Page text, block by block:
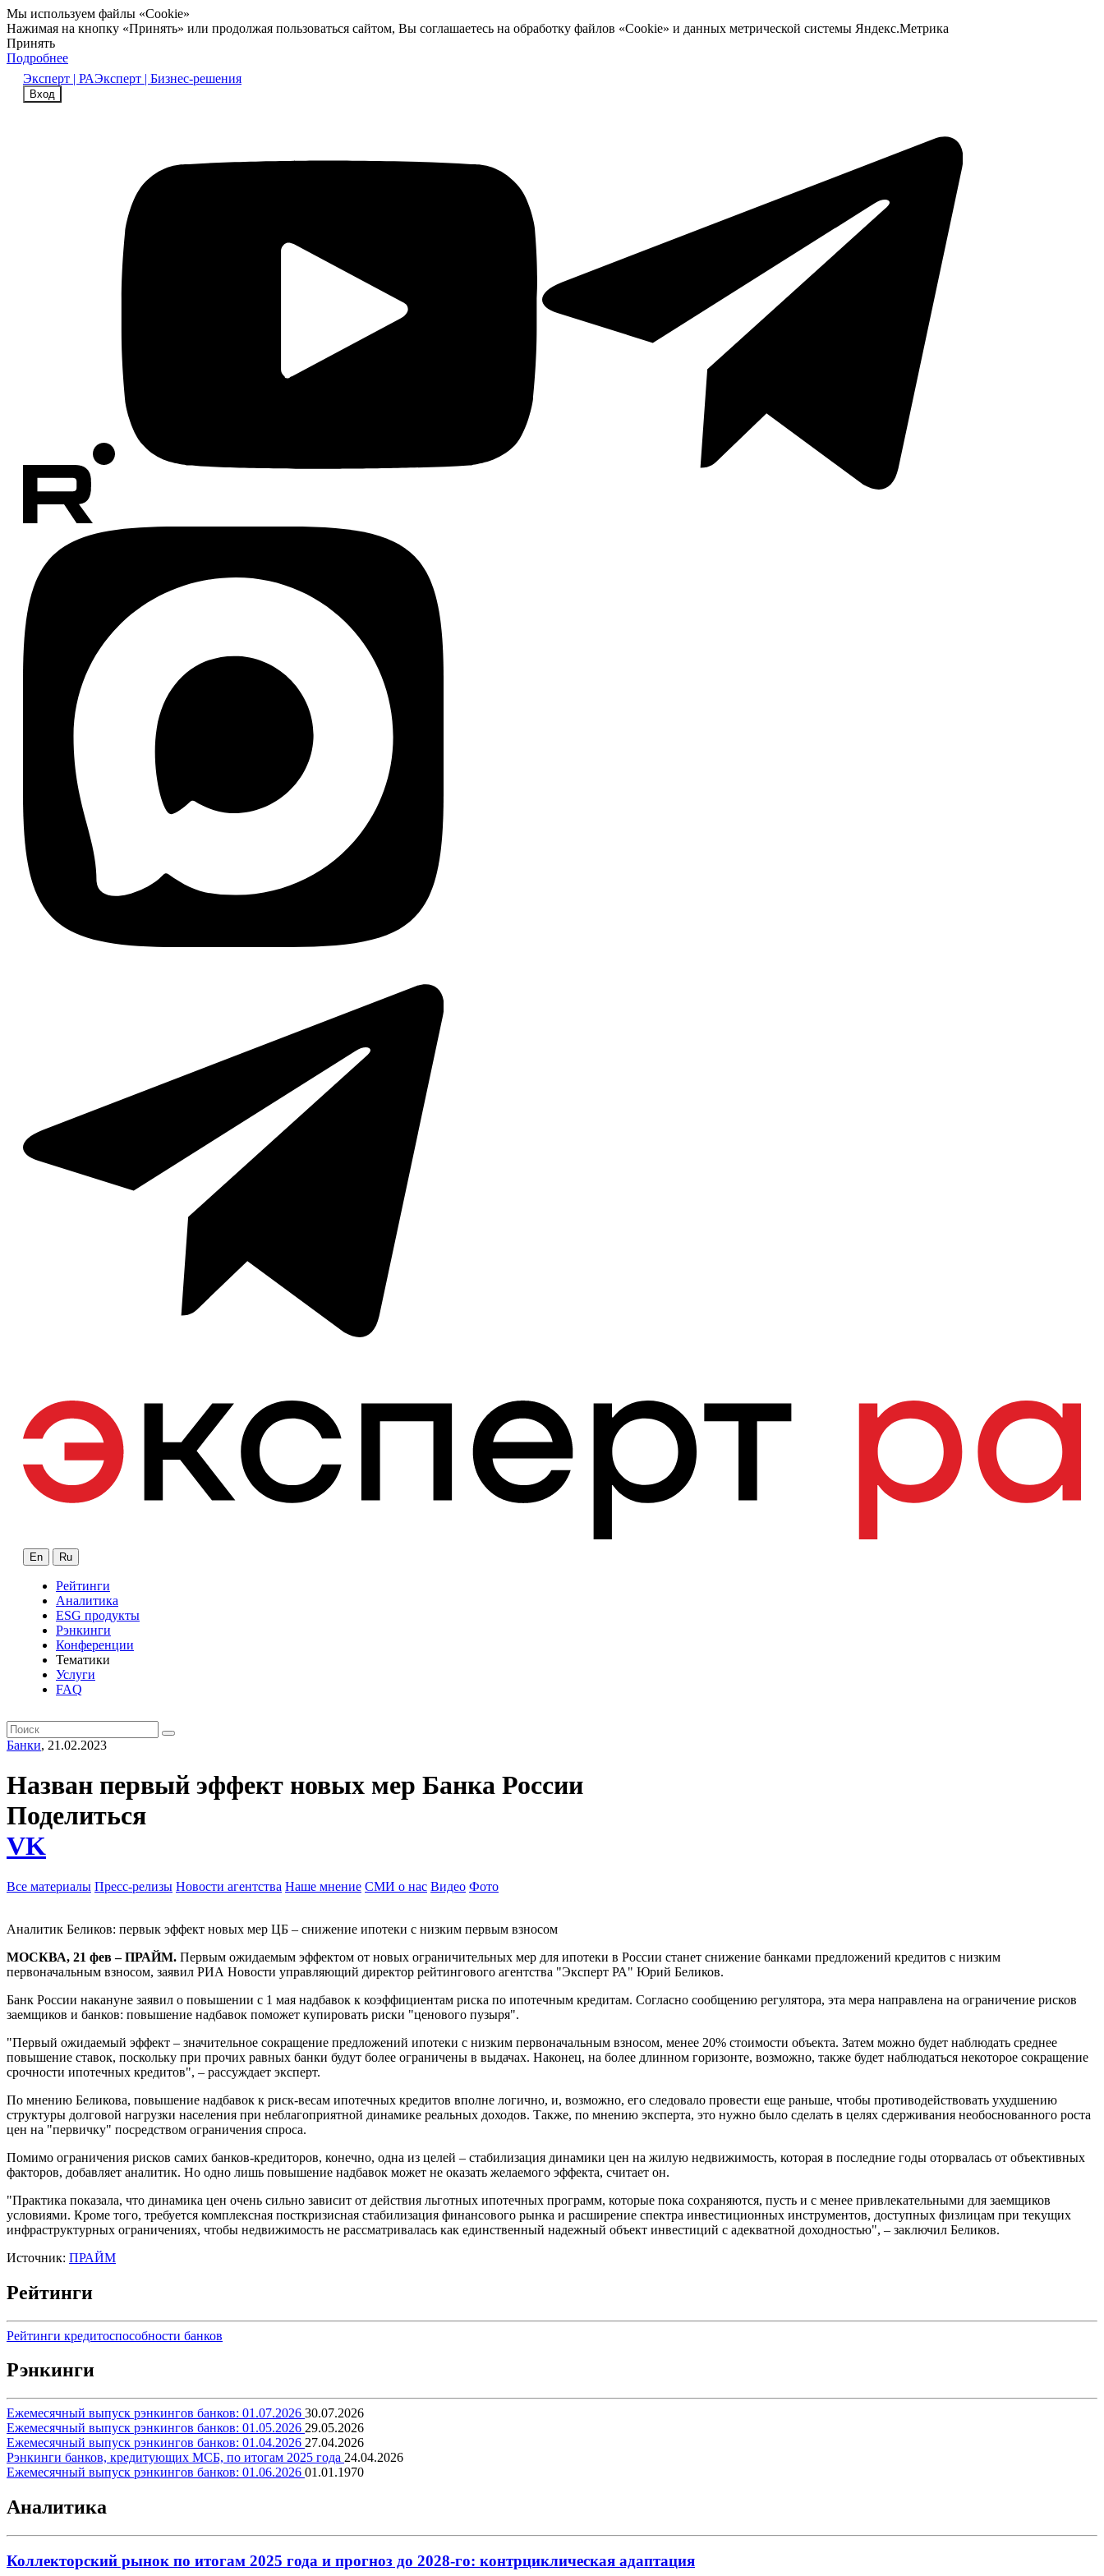
Мы используем файлы «Cookie»
Нажимая на кнопку «Принять» или продолжая пользоваться сайтом, Вы соглашаетесь на обработку файлов «Cookie» и данных метрической системы Яндекс.Метрика
Принять
Подробнее
Эксперт | РАЭксперт | Бизнес-решения
Вход
En Ru
Рейтинги
Аналитика
ESG продукты
Рэнкинги
Конференции
Тематики
Услуги
FAQ
Банки, 21.02.2023
Назван первый эффект новых мер Банка России
Поделиться
VK
Все материалы Пресс-релизы Новости агентства Наше мнение СМИ о нас Видео Фото
Аналитик Беликов: первык эффект новых мер ЦБ – снижение ипотеки с низким первым взносом
МОСКВА, 21 фев – ПРАЙМ. Первым ожидаемым эффектом от новых ограничительных мер для ипотеки в России станет снижение банками предложений кредитов с низким
первоначальным взносом, заявил РИА Новости управляющий директор рейтингового агентства "Эксперт РА" Юрий Беликов.
Банк России накануне заявил о повышении с 1 мая надбавок к коэффициентам риска по ипотечным кредитам. Согласно сообщению регулятора, эта мера направлена на ограничение рисков
заемщиков и банков: повышение надбавок поможет купировать риски "ценового пузыря".
"Первый ожидаемый эффект – значительное сокращение предложений ипотеки с низким первоначальным взносом, менее 20% стоимости объекта. Затем можно будет наблюдать среднее
повышение ставок, поскольку при прочих равных банки будут более ограничены в выдачах. Наконец, на более длинном горизонте, возможно, также будет наблюдаться некоторое сокращение
срочности ипотечных кредитов", – рассуждает эксперт.
По мнению Беликова, повышение надбавок к риск-весам ипотечных кредитов вполне логично, и, возможно, его следовало провести еще раньше, чтобы противодействовать ухудшению
структуры долговой нагрузки населения при неблагоприятной динамике реальных доходов. Также, по мнению эксперта, это нужно было сделать в целях сдерживания необоснованного роста
цен на "первичку" посредством ограничения спроса.
Помимо ограничения рисков самих банков-кредиторов, конечно, одна из целей – стабилизация динамики цен на жилую недвижимость, которая в последние годы оторвалась от объективных
факторов, добавляет аналитик. Но одно лишь повышение надбавок может не оказать желаемого эффекта, считает он.
"Практика показала, что динамика цен очень сильно зависит от действия льготных ипотечных программ, которые пока сохраняются, пусть и с менее привлекательными для заемщиков
условиями. Кроме того, требуется комплексная посткризисная стабилизация финансового рынка и расширение спектра инвестиционных инструментов, доступных физлицам при текущих
инфраструктурных ограничениях, чтобы недвижимость не рассматривалась как единственный надежный объект инвестиций с адекватной доходностью", – заключил Беликов.
Источник: ПРАЙМ
Рейтинги
Рейтинги кредитоспособности банков
Рэнкинги
Ежемесячный выпуск рэнкингов банков: 01.07.2026 30.07.2026
Ежемесячный выпуск рэнкингов банков: 01.05.2026 29.05.2026
Ежемесячный выпуск рэнкингов банков: 01.04.2026 27.04.2026
Рэнкинги банков, кредитующих МСБ, по итогам 2025 года 24.04.2026
Ежемесячный выпуск рэнкингов банков: 01.06.2026 01.01.1970
Аналитика
Коллекторский рынок по итогам 2025 года и прогноз до 2028-го: контрциклическая адаптация